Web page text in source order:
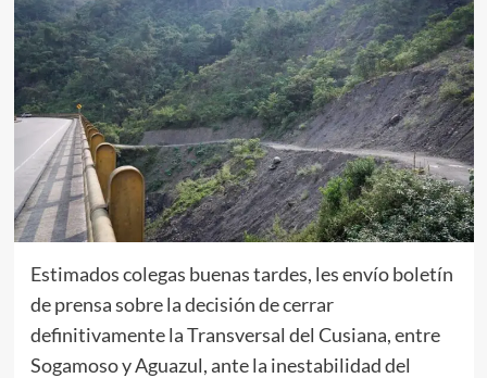
Estimados colegas buenas tardes, les envío boletín
de prensa sobre la decisión de cerrar
definitivamente la Transversal del Cusiana, entre
Sogamoso y Aguazul, ante la inestabilidad del